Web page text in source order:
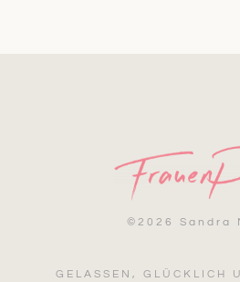
© 2026 Sandra
GELASSEN, GLÜCKLICH